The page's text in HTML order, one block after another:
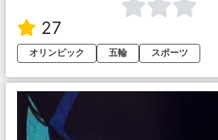
27
オリンピック
五輪 スポーツ